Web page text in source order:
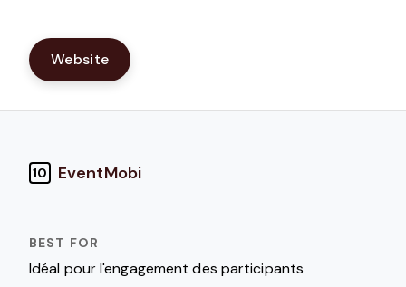
Website
10 EventMobi
Idéal pour l'engagement des participants